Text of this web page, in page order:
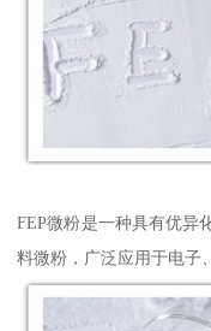
FEP微粉是一种具有优异
料微粉，广泛应用于电子